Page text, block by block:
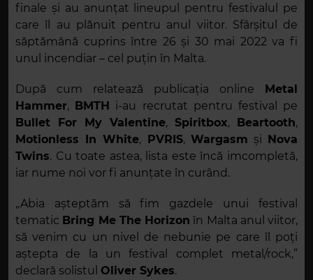
finale și au anunțat lineupul pentru festivalul pe
care îl au plănuit pentru anul viitor. Sfârșitul de
săptămână cuprins între 26 și 30 mai 2022 va fi
unul incendiar – cel puțin în Malta.
După cum relatează publicația online Metal
Hammer, BMTH i-au recrutat pentru festival pe
Bullet For My Valentine, Spiritbox, Beartooth,
Motionless In White, PVRIS, Wargasm și Nova
Twins. Cu toate astea, lista este încă imcompletă,
iar nume noi vor fi anunțate în curând.
„Abia așteptăm să fim gazdele unui festival
tematic Bring Me The Horizon în Malta anul viitor,
să venim cu un nivel de nebunie pe care îl poți
aștepta de la un festival complet metal/rock,”
declară solistul Oliver Sykes.